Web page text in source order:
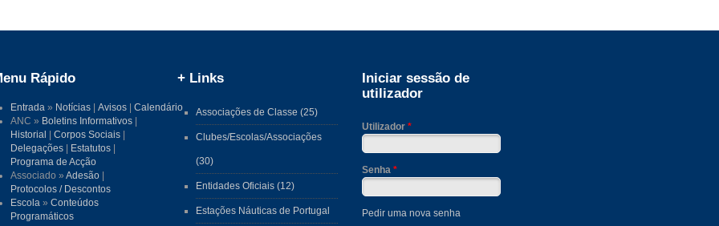
Rápido
Entrada » Notícias |Avisos |Calendário
ANC » Boletins Informativos
Historial
|Corpos Sociais
Delegações
Estatutos
Programa de Acção
Associado »Adesão
Protocolos / Descontos
Escola »Conteúdos
Programáticos
+ Links
Associações de Classe (25)
Clubes/Escolas/Associações
(30)
Entidades Oficiais (12)
Estações Náuticas de Portugal
Iniciar sessão de
utilizador
Utilizador*
Senha*
Pedir uma nova senha